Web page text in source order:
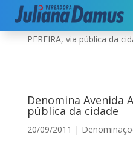
Início|Denominações|
PEREIRA, via pública da
Denomina Avenida
pública da cidade
20/09/2011 |